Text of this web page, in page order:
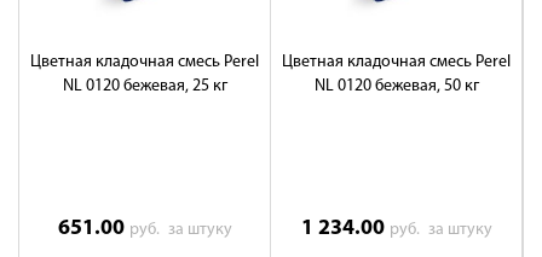
Цветная кладочная смесь Perel
NL 0120 бежевая, 25 кг
651.00 руб. за штуку
Цветная кладочная смесь Perel
NL 0120 бежевая, 50 кг
1 234.00 руб. за штуку